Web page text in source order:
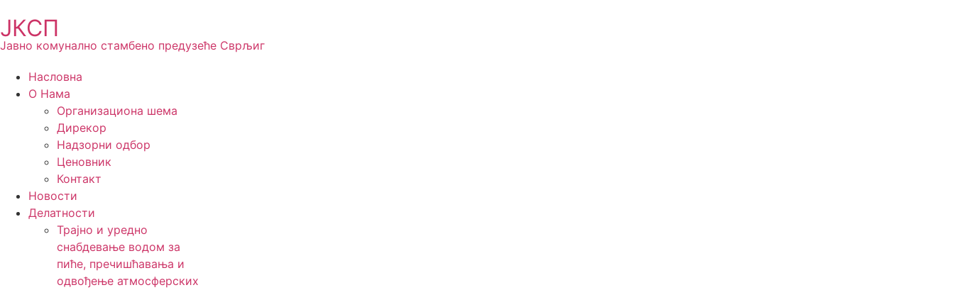
ЈКСП
Јавно комунално стамбено предузеће Сврљиг
Насловна
О Нама
Организациона шема
Дирекор
Надзорни одбор
Ценовник
Контакт
Новости
Делатности
Трајно и уредно
снабдевање водом за
пиће, пречишћавања и
одвођење атмосферских